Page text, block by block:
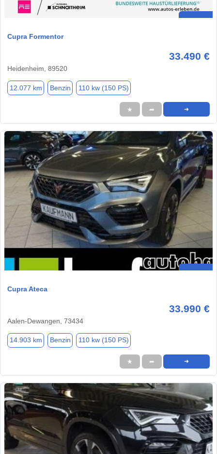
Cupra Formentor
33.490 €
Heidenheim, 89520
12.077 km Benzin 110 kw (150 PS)
★ ➦ ➜
Cupra Ateca
33.990 €
Aalen-Dewangen, 73434
14.903 km Benzin 110 kw (150 PS)
★ ➦ ➜